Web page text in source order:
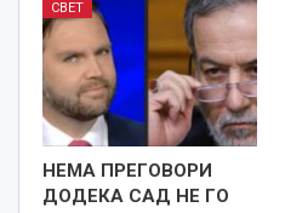
СВЕТ
НЕМА ПРЕГОВОРИ
ДОДЕКА САД НЕ ГО